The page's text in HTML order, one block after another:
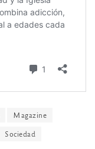
Magazine
Sociedad